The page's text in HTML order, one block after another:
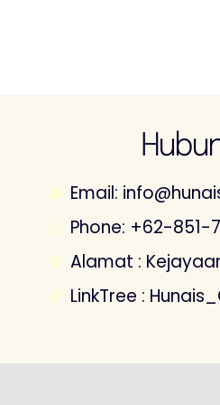
Email:
Phone: +62-851-
Alamat :
LinkTree :